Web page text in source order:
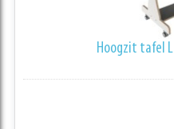
Hoogzit tafel